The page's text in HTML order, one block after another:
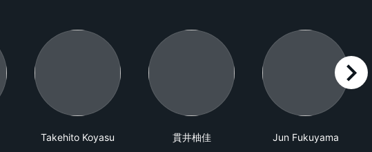
Takehito Koyasu 貫井柚佳 Jun Fukuyama
right